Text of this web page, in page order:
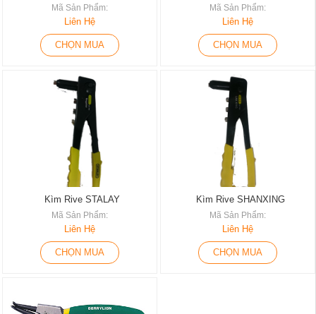
Mã Sản Phẩm:
Liên Hệ
CHỌN MUA
Mã Sản Phẩm:
Liên Hệ
CHỌN MUA
Kìm Rive STALAY
Mã Sản Phẩm:
Liên Hệ
CHỌN MUA
Kìm Rive SHANXING
Mã Sản Phẩm:
Liên Hệ
CHỌN MUA